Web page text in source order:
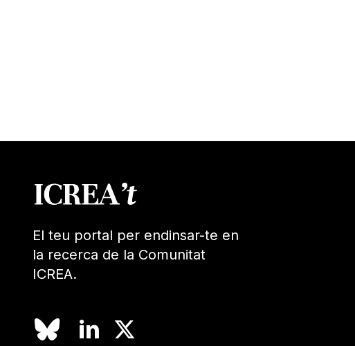
El teu portal per endinsar-te en
la recerca de la Comunitat
ICREA.